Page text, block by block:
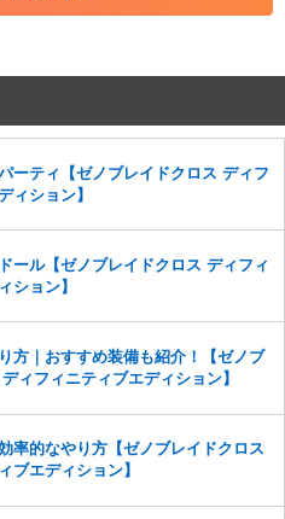
さい。
ができませんのでご注意くだ
社に損害の及ぶ内容の書き込みがあ
ただく場合もございますので、あら
ーティ【ゼノブレイドクロス ディフ
ィション】
ール【ゼノブレイドクロス ディフィ
ション】
方｜おすすめ装備も紹介！【ゼノブ
ィフィニティブエディション】
率的なやり方【ゼノブレイドクロス
ブエディション】